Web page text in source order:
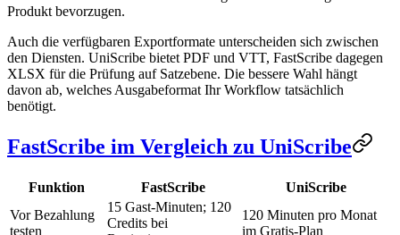
Produkt bevorzugen.
Auch die verfügbaren Exportformate unterscheiden sich zwischen
den Diensten. UniScribe bietet PDF und VTT, FastScribe dagegen
XLSX für die Prüfung auf Satzebene. Die bessere Wahl hängt
davon ab, welches Ausgabeformat Ihr Workflow tatsächlich
benötigt.
FastScribe im Vergleich zu UniScribe
Funktion FastScribe
UniScribe
Vor Bezahlung
testen
15 Gast-Minuten; 120
Credits bei
120 Minuten pro Monat
im Gratis-Plan